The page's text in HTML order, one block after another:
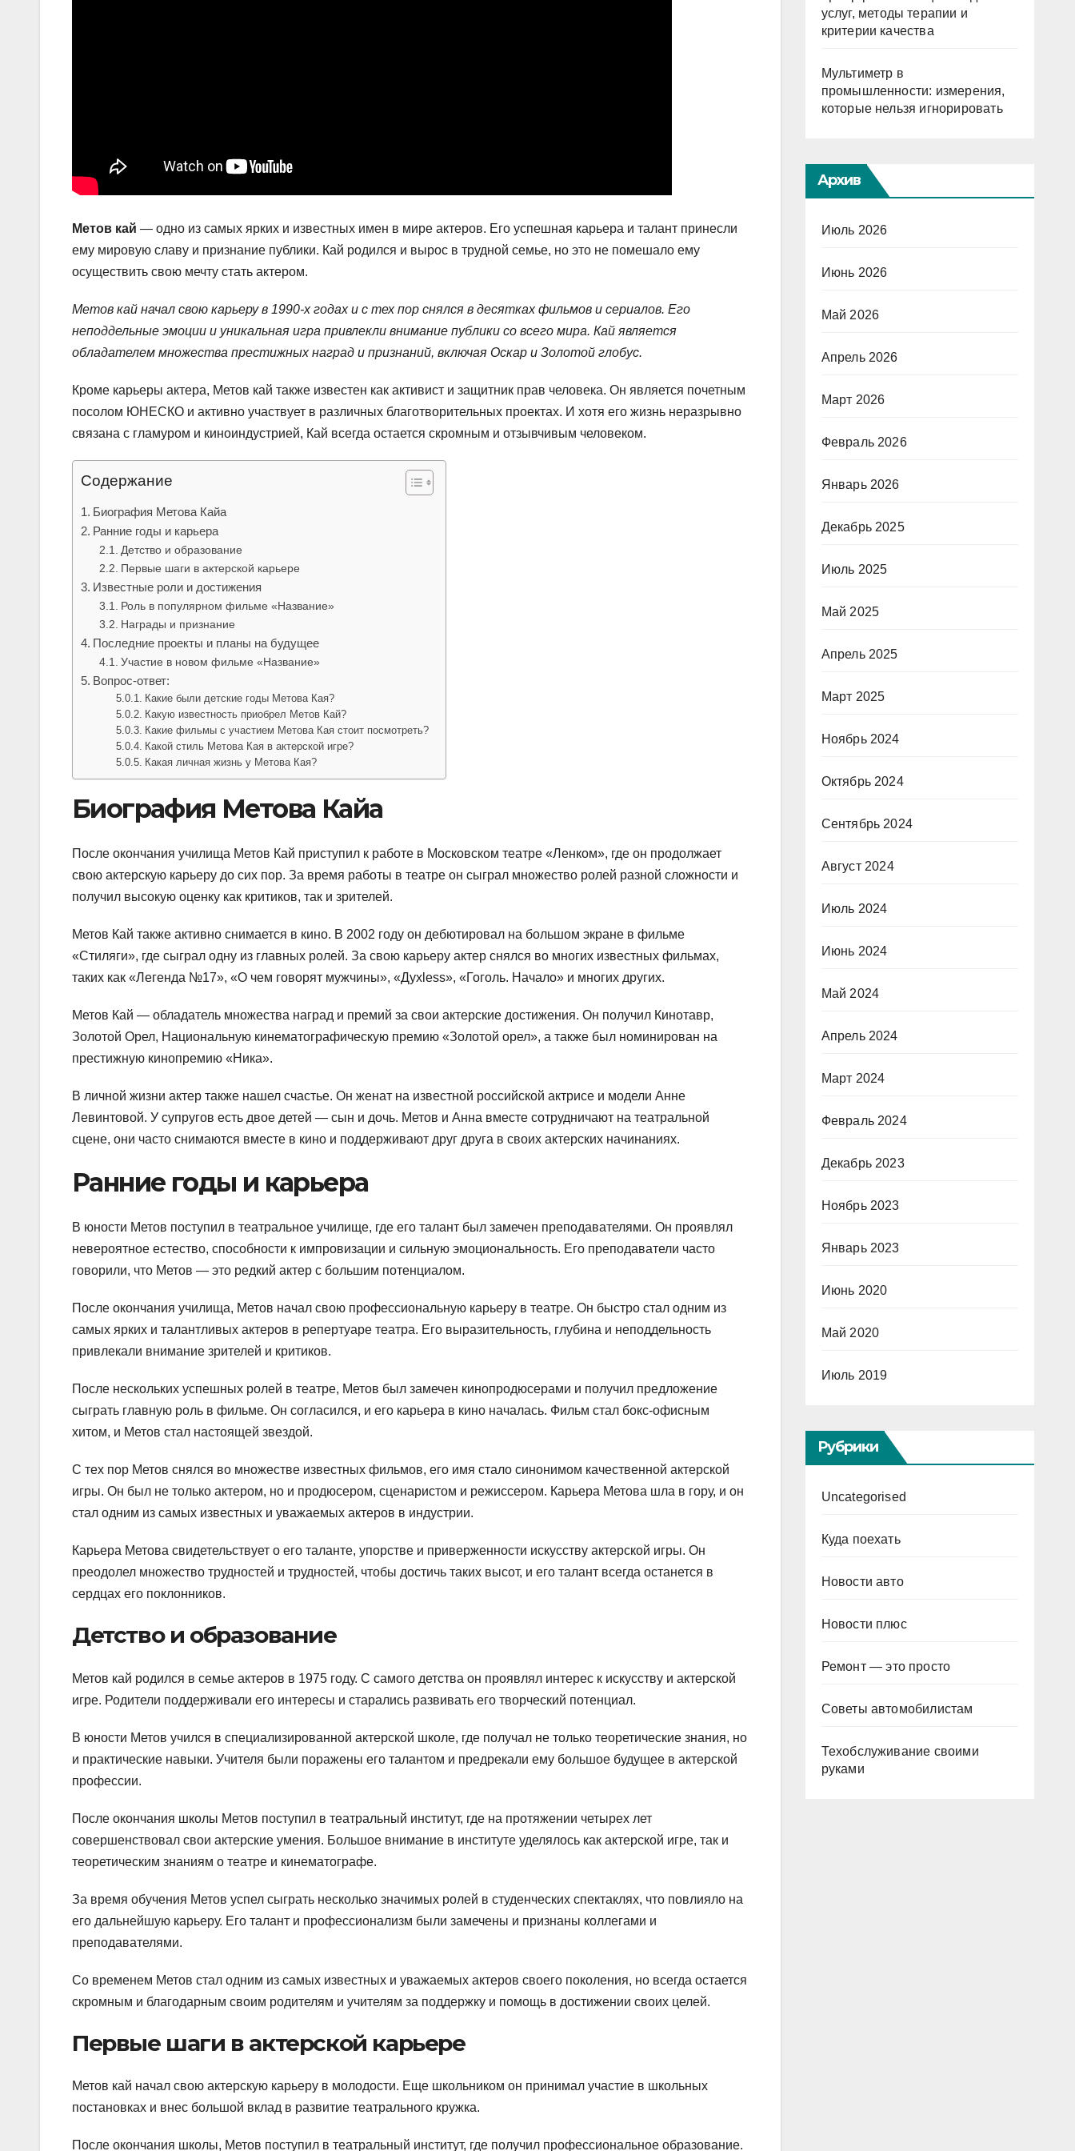
Метов кай — одно из самых ярких и известных имен в мире актеров. Его успешная карьера и талант принесли
ему мировую славу и признание публики. Кай родился и вырос в трудной семье, но это не помешало ему
осуществить свою мечту стать актером.
Метов кай начал свою карьеру в 1990-х годах и с тех пор снялся в десятках фильмов и сериалов. Его
неподдельные эмоции и уникальная игра привлекли внимание публики со всего мира. Кай является
обладателем множества престижных наград и признаний, включая Оскар и Золотой глобус.
Кроме карьеры актера, Метов кай также известен как активист и защитник прав человека. Он является почетным
посолом ЮНЕСКО и активно участвует в различных благотворительных проектах. И хотя его жизнь неразрывно
связана с гламуром и киноиндустрией, Кай всегда остается скромным и отзывчивым человеком.
Содержание
Биография Метова Кайа
Ранние годы и карьера
Детство и образование
Первые шаги в актерской карьере
Известные роли и достижения
Роль в популярном фильме «Название»
Награды и признание
Последние проекты и планы на будущее
Участие в новом фильме «Название»
Вопрос-ответ:
Какие были детские годы Метова Кая?
Какую известность приобрел Метов Кай?
Какие фильмы с участием Метова Кая стоит посмотреть?
Какой стиль Метова Кая в актерской игре?
Какая личная жизнь у Метова Кая?
Биография Метова Кайа
После окончания училища Метов Кай приступил к работе в Московском театре «Ленком», где он продолжает
свою актерскую карьеру до сих пор. За время работы в театре он сыграл множество ролей разной сложности и
получил высокую оценку как критиков, так и зрителей.
Метов Кай также активно снимается в кино. В 2002 году он дебютировал на большом экране в фильме
«Стиляги», где сыграл одну из главных ролей. За свою карьеру актер снялся во многих известных фильмах,
таких как «Легенда №17», «О чем говорят мужчины», «Духless», «Гоголь. Начало» и многих других.
Метов Кай — обладатель множества наград и премий за свои актерские достижения. Он получил Кинотавр,
Золотой Орел, Национальную кинематографическую премию «Золотой орел», а также был номинирован на
престижную кинопремию «Ника».
В личной жизни актер также нашел счастье. Он женат на известной российской актрисе и модели Анне
Левинтовой. У супругов есть двое детей — сын и дочь. Метов и Анна вместе сотрудничают на театральной
сцене, они часто снимаются вместе в кино и поддерживают друг друга в своих актерских начинаниях.
Ранние годы и карьера
В юности Метов поступил в театральное училище, где его талант был замечен преподавателями. Он проявлял
невероятное естество, способности к импровизации и сильную эмоциональность. Его преподаватели часто
говорили, что Метов — это редкий актер с большим потенциалом.
После окончания училища, Метов начал свою профессиональную карьеру в театре. Он быстро стал одним из
самых ярких и талантливых актеров в репертуаре театра. Его выразительность, глубина и неподдельность
привлекали внимание зрителей и критиков.
После нескольких успешных ролей в театре, Метов был замечен кинопродюсерами и получил предложение
сыграть главную роль в фильме. Он согласился, и его карьера в кино началась. Фильм стал бокс-офисным
хитом, и Метов стал настоящей звездой.
С тех пор Метов снялся во множестве известных фильмов, его имя стало синонимом качественной актерской
игры. Он был не только актером, но и продюсером, сценаристом и режиссером. Карьера Метова шла в гору, и он
стал одним из самых известных и уважаемых актеров в индустрии.
Карьера Метова свидетельствует о его таланте, упорстве и приверженности искусству актерской игры. Он
преодолел множество трудностей и трудностей, чтобы достичь таких высот, и его талант всегда останется в
сердцах его поклонников.
Детство и образование
Метов кай родился в семье актеров в 1975 году. С самого детства он проявлял интерес к искусству и актерской
игре. Родители поддерживали его интересы и старались развивать его творческий потенциал.
В юности Метов учился в специализированной актерской школе, где получал не только теоретические знания, но
и практические навыки. Учителя были поражены его талантом и предрекали ему большое будущее в актерской
профессии.
После окончания школы Метов поступил в театральный институт, где на протяжении четырех лет
совершенствовал свои актерские умения. Большое внимание в институте уделялось как актерской игре, так и
теоретическим знаниям о театре и кинематографе.
За время обучения Метов успел сыграть несколько значимых ролей в студенческих спектаклях, что повлияло на
его дальнейшую карьеру. Его талант и профессионализм были замечены и признаны коллегами и
преподавателями.
Со временем Метов стал одним из самых известных и уважаемых актеров своего поколения, но всегда остается
скромным и благодарным своим родителям и учителям за поддержку и помощь в достижении своих целей.
Первые шаги в актерской карьере
Метов кай начал свою актерскую карьеру в молодости. Еще школьником он принимал участие в школьных
постановках и внес большой вклад в развитие театрального кружка.
После окончания школы, Метов поступил в театральный институт, где получил профессиональное образование.
услуг, методы терапии и
критерии качества
Мультиметр в
промышленности: измерения,
которые нельзя игнорировать
Архив
Июль 2026
Июнь 2026
Май 2026
Апрель 2026
Март 2026
Февраль 2026
Январь 2026
Декабрь 2025
Июль 2025
Май 2025
Апрель 2025
Март 2025
Ноябрь 2024
Октябрь 2024
Сентябрь 2024
Август 2024
Июль 2024
Июнь 2024
Май 2024
Апрель 2024
Март 2024
Февраль 2024
Декабрь 2023
Ноябрь 2023
Январь 2023
Июнь 2020
Май 2020
Июль 2019
Рубрики
Uncategorised
Куда поехать
Новости авто
Новости плюс
Ремонт — это просто
Советы автомобилистам
Техобслуживание своими
руками